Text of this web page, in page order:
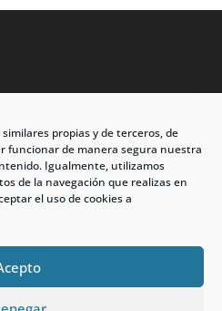
propias y de terceros, de
funcionar de manera segura nuestra
Igualmente, utilizamos
de la navegación que realizas en
el uso de cookies a
nº67 – Esq. Río de
72 54 95